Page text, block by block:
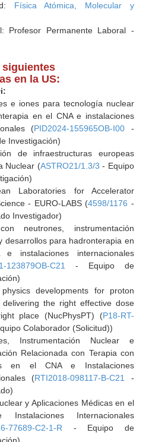
Física Atómica, Molecular y
Profesor Permanente Laboral -
siguientes
en la US:
e iones para tecnología nuclear
en el CNA e instalaciones
(PID2024-155965OB-I00 -
Investigación)
de infraestructuras europeas
Nuclear (ASTRO21/1.3/3 - Equipo
Laboratories for Accelerator
- EURO-LABS (4598/1176 -
Investigador)
neutrones, instrumentación
desarrollos para hadronterapia en
instalaciones internacionales
123879OB-C21
- Equipo de
physics developments for proton
delivering the right effective dose
place (NucPhysPT) (P18-RT-
Colaborador (Solicitud))
Instrumentación Nuclear e
Relacionada con Terapia con
en el CNA e Instalaciones
(RTI2018-098117-B-C21
-
y Aplicaciones Médicas en el
Internacionales
77689-C2-1-R - Equipo de